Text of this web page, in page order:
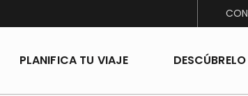
PLANIFICA TU VIAJE DESCÚBRELO